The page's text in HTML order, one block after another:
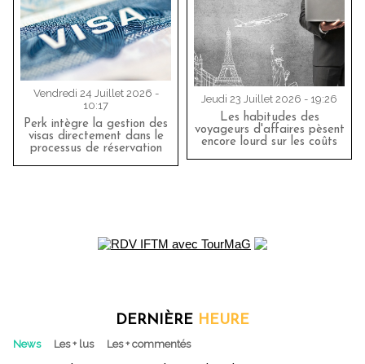
Vendredi 24 Juillet 2026 -
10:17
Perk intègre la gestion des
visas directement dans le
processus de réservation
Jeudi 23 Juillet 2026 - 19:26
Les habitudes des
voyageurs d'affaires pèsent
encore lourd sur les coûts
DERNIÈRE HEURE
News Les + lus Les + commentés